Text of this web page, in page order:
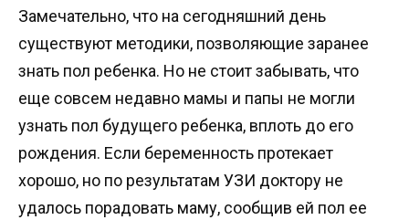
Замечательно, что на сегодняшний день
существуют методики, позволяющие заранее
знать пол ребенка. Но не стоит забывать, что
еще совсем недавно мамы и папы не могли
узнать пол будущего ребенка, вплоть до его
рождения. Если беременность протекает
хорошо, но по результатам УЗИ доктору не
удалось порадовать маму, сообщив ей пол ее